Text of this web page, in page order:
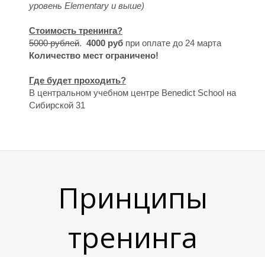
Н
Г
уровень Elementary и выше)
Стоимость тренинга?
5000 рублей. 4000 руб при оплате до 24 марта
Количество мест ограничено!
Где будет проходить?
В центральном учебном центре Benedict School на
Сибирской 31
Принципы
тренинга